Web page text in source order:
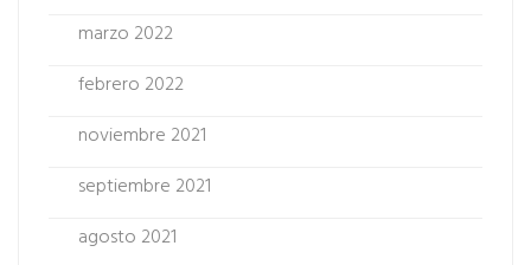
marzo 2022
febrero 2022
noviembre 2021
septiembre 2021
agosto 2021